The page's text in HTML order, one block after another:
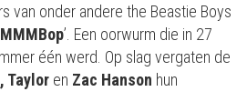
van onder andere the Beastie Boys
MMMBop’. Een oorwurm die in 27
één werd. Op slag vergaten de
Taylor en Zac Hanson hun